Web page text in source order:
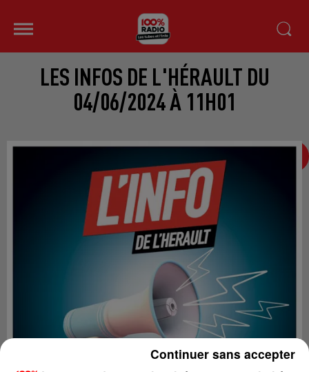
LES INFOS DE L'HÉRAULT DU
04/06/2024 À 11H01
Continuer sans accepter